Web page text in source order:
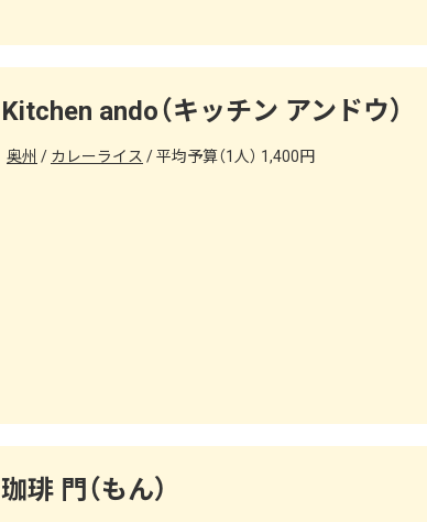
Kitchen ando（キッチン アンドウ）
奥州 カレーライス 平均予算（1人） 1,400円
珈琲 門（もん）